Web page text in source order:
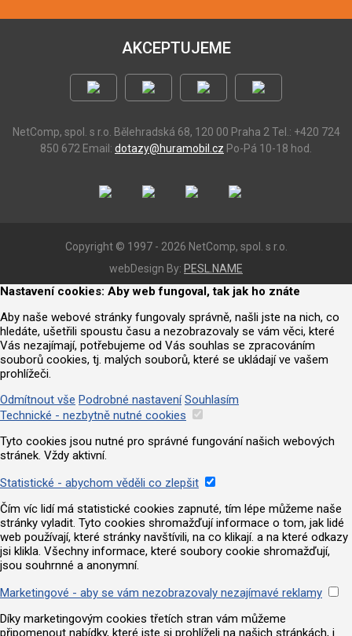
AKCEPTUJEME
NetComp, spol. s r.o. Bělehradská 68, 120 00 Praha 2 Tel.: +420 724
850 672 Email: dotazy@huramobil.cz Po-Pá 10-18 hod.
Copyright © 1997 - 2026 NetComp, spol. s r.o.
webDesign By: PESL.NAME
Nastavení cookies: Aby web fungoval, tak jak ho znáte
Aby naše webové stránky fungovaly správně, našli jste na nich, co
hledáte, ušetřili spoustu času a nezobrazovaly se vám věci, které
Vás nezajímají, potřebujeme od Vás souhlas se zpracováním
souborů cookies, tj. malých souborů, které se ukládají ve vašem
prohlížeči.
Odmítnout vše Podrobné nastavení Souhlasím
Technické - nezbytně nutné cookies
Tyto cookies jsou nutné pro správné fungování našich webových
stránek. Vždy aktivní.
Statistické - abychom věděli co zlepšit
Čím víc lidí má statistické cookies zapnuté, tím lépe můžeme naše
stránky vyladit. Tyto cookies shromažďují informace o tom, jak lidé
web používají, které stránky navštívili, na co klikají. a na které odkazy
jsi klikla. Všechny informace, které soubory cookie shromažďují,
jsou souhrnné a anonymní.
Marketingové - aby se vám nezobrazovaly nezajímavé reklamy
Díky marketingovým cookies třetích stran vám můžeme
připomenout nabídky, které jste si prohlíželi na našich stránkách, i